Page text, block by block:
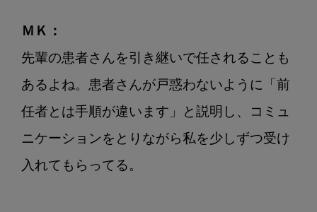
ＭＫ：
先輩の患者さんを引き継いで任されることも
あるよね。患者さんが戸惑わないように「前
任者とは手順が違います」と説明し、コミュ
ニケーションをとりながら私を少しずつ受け
入れてもらってる。